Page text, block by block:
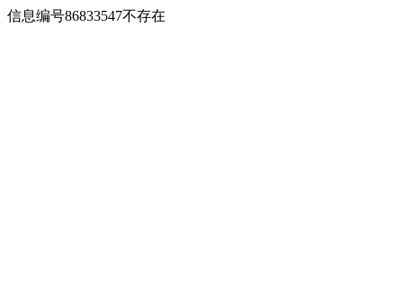
信息编号86833547不存在